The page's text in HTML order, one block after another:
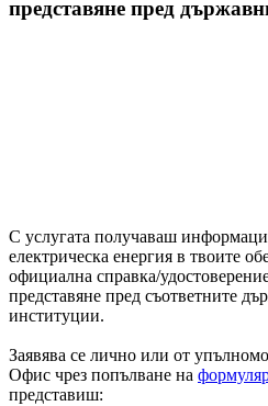
представяне пред
С услугата получаваш
електрическа енергия в твоите
официална справка/
представяне пред съответните
институции.
Заявява се лично или от
Офис чрез попълване на
представиш: